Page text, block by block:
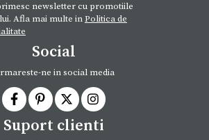
newsletter cu promotiile
Afla mai multe inPolitica de
Social
ne in social media
Suport clienti